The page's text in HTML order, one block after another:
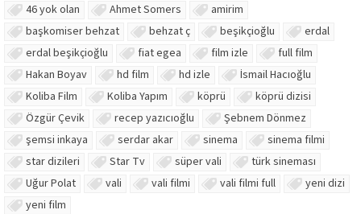
46 yok olan Ahmet Somers
amirim
başkomiser behzat
behzat ç beşikçioğlu
erdal
erdal beşikçioğlu
fiat egea film izle
full film
Hakan Boyav
hd film hd izle
İsmail Hacıoğlu
Koliba Film
Koliba Yapım köprü
köprü dizisi
Özgür Çevik
recep yazıcıoğlu
Şebnem Dönmez
şemsi inkaya
serdar akar sinema
sinema filmi
star dizileri
Star Tv süper vali
türk sineması
Uğur Polat
vali vali filmi vali filmi full
yeni dizi
yeni film